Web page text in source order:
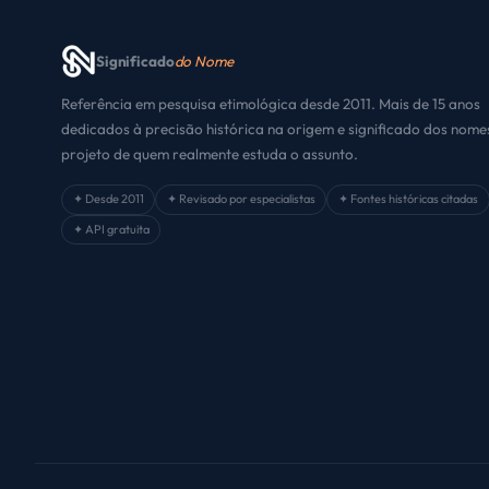
Significadodo Nome
Referência em pesquisa etimológica desde 2011. Mais de 15 anos
dedicados à precisão histórica na origem e significado dos
projeto de quem realmente estuda o assunto.
✦ Desde 2011 ✦ Revisado por especialistas
✦ Fontes históricas citadas
✦ API gratuita